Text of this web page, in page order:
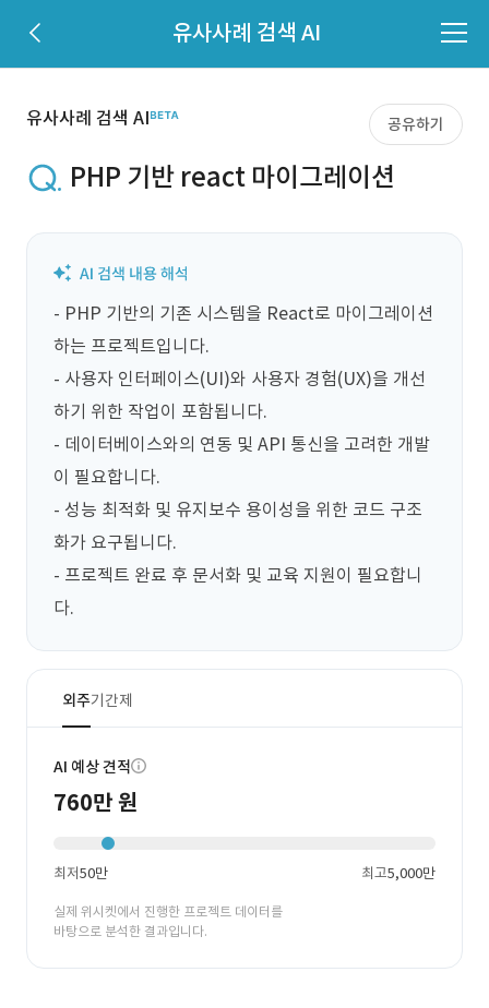
유사사례 검색 AI
유사사례 검색 AI 공유하기
PHP 기반 react 마이그레이션
- PHP 기반의 기존 시스템을 React로 마이그레이션
하는 프로젝트입니다.
- 사용자 인터페이스(UI)와 사용자 경험(UX)을 개선
하기 위한 작업이 포함됩니다.
- 데이터베이스와의 연동 및 API 통신을 고려한 개발
이 필요합니다.
- 성능 최적화 및 유지보수 용이성을 위한 코드 구조
화가 요구됩니다.
- 프로젝트 완료 후 문서화 및 교육 지원이 필요합니
다.
외주기간제
AI 예상 견적
760만 원
최저50만 최고5,000만
실제 위시켓에서 진행한 프로젝트 데이터를
바탕으로 분석한 결과입니다.